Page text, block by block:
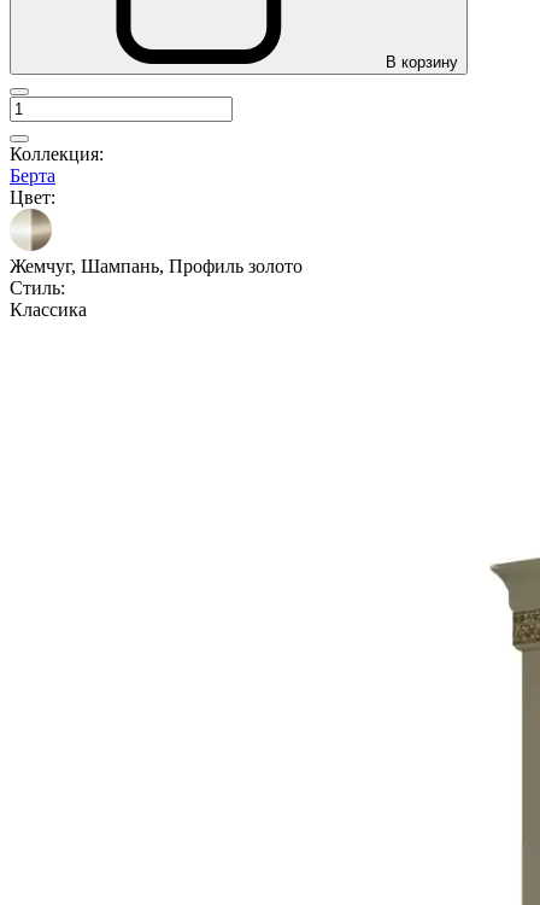
В корзину
Коллекция:
Берта
Цвет:
Жемчуг, Шампань, Профиль золото
Стиль:
Классика